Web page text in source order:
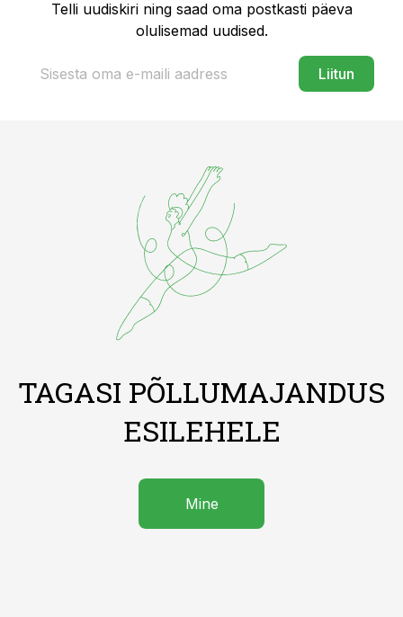
Telli uudiskiri ning saad oma postkasti päeva
olulisemad uudised.
Liitun
TAGASI PÕLLUMAJANDUS
ESILEHELE
Mine